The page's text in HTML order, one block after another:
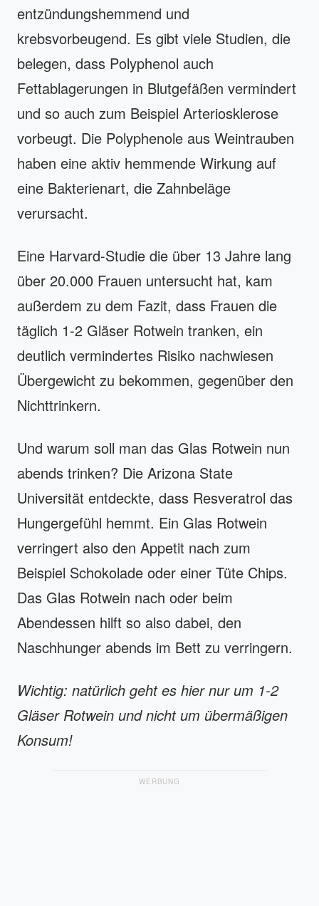
entzündungshemmend und
krebsvorbeugend. Es gibt viele Studien, die
belegen, dass Polyphenol auch
Fettablagerungen in Blutgefäßen vermindert
und so auch zum Beispiel Arteriosklerose
vorbeugt. Die Polyphenole aus Weintrauben
haben eine aktiv hemmende Wirkung auf
eine Bakterienart, die Zahnbeläge
verursacht.
Eine Harvard-Studie die über 13 Jahre lang
über 20.000 Frauen untersucht hat, kam
außerdem zu dem Fazit, dass Frauen die
täglich 1-2 Gläser Rotwein tranken, ein
deutlich vermindertes Risiko nachwiesen
Übergewicht zu bekommen, gegenüber den
Nichttrinkern.
Und warum soll man das Glas Rotwein nun
abends trinken? Die Arizona State
Universität entdeckte, dass Resveratrol das
Hungergefühl hemmt. Ein Glas Rotwein
verringert also den Appetit nach zum
Beispiel Schokolade oder einer Tüte Chips.
Das Glas Rotwein nach oder beim
Abendessen hilft so also dabei, den
Naschhunger abends im Bett zu verringern.
Wichtig: natürlich geht es hier nur um 1-2
Gläser Rotwein und nicht um übermäßigen
Konsum!
WERBUNG